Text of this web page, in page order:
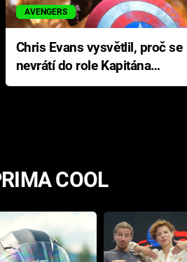
AVENGERS
Chris Evans vysvětlil, proč se
nevrátí do role Kapitána
Ameriky
COOL